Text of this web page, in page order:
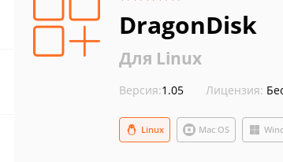
DragonDisk
Для Linux
Версия:1.05 Лицензия:
Mac OS
Linux